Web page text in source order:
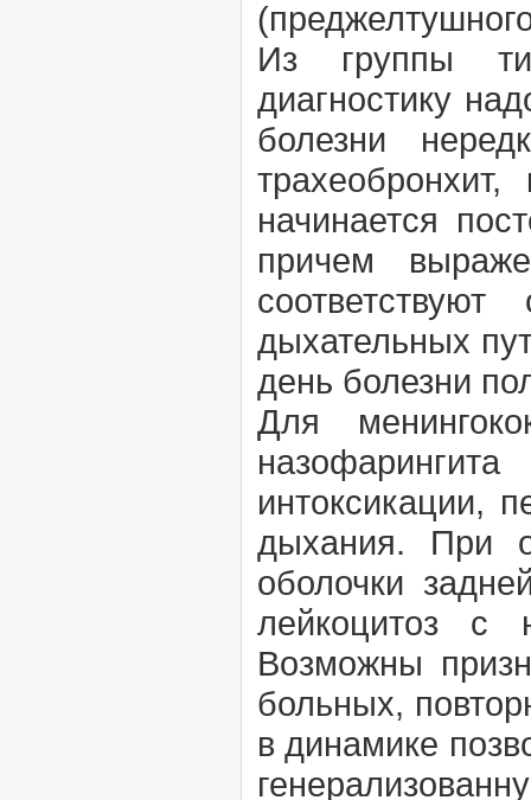
Из группы
диагностику
болезни
начинается
причем
дыхательных
день болезни
Для
интоксикации,
дыхания. При
оболочки
лейкоцитоз с
Возможны
больных,
в динамике